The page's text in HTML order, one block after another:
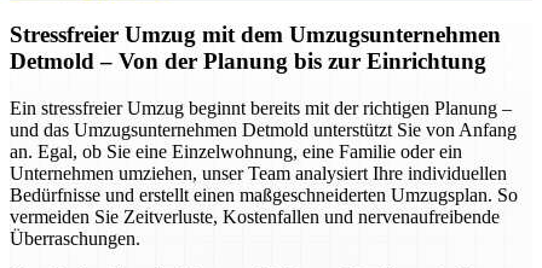
Stressfreier Umzug mit dem Umzugsunternehmen
Detmold – Von der Planung bis zur Einrichtung
Ein stressfreier Umzug beginnt bereits mit der richtigen Planung –
und das Umzugsunternehmen Detmold unterstützt Sie von Anfang
an. Egal, ob Sie eine Einzelwohnung, eine Familie oder ein
Unternehmen umziehen, unser Team analysiert Ihre individuellen
Bedürfnisse und erstellt einen maßgeschneiderten Umzugsplan. So
vermeiden Sie Zeitverluste, Kostenfallen und nervenaufreibende
Überraschungen.